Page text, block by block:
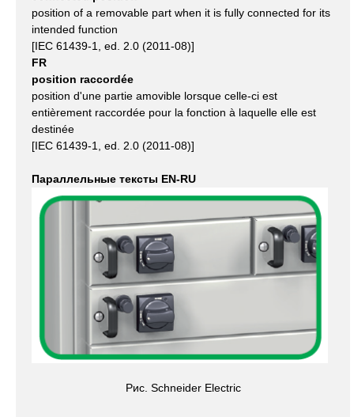
position of a removable part when it is fully connected for its
intended function
[IEC 61439-1, ed. 2.0 (2011-08)]
FR
position raccordée
position d'une partie amovible lorsque celle-ci est
entièrement raccordée pour la fonction à laquelle elle est
destinée
[IEC 61439-1, ed. 2.0 (2011-08)]
Параллельные тексты EN-RU
Рис. Schneider Electric